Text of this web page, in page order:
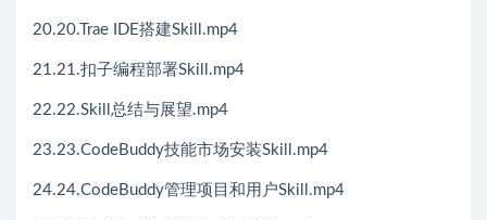
20.20.Trae IDE搭建Skill.mp4
21.21.扣子编程部署Skill.mp4
22.22.Skill总结与展望.mp4
23.23.CodeBuddy技能市场安装Skill.mp4
24.24.CodeBuddy管理项目和用户Skill.mp4